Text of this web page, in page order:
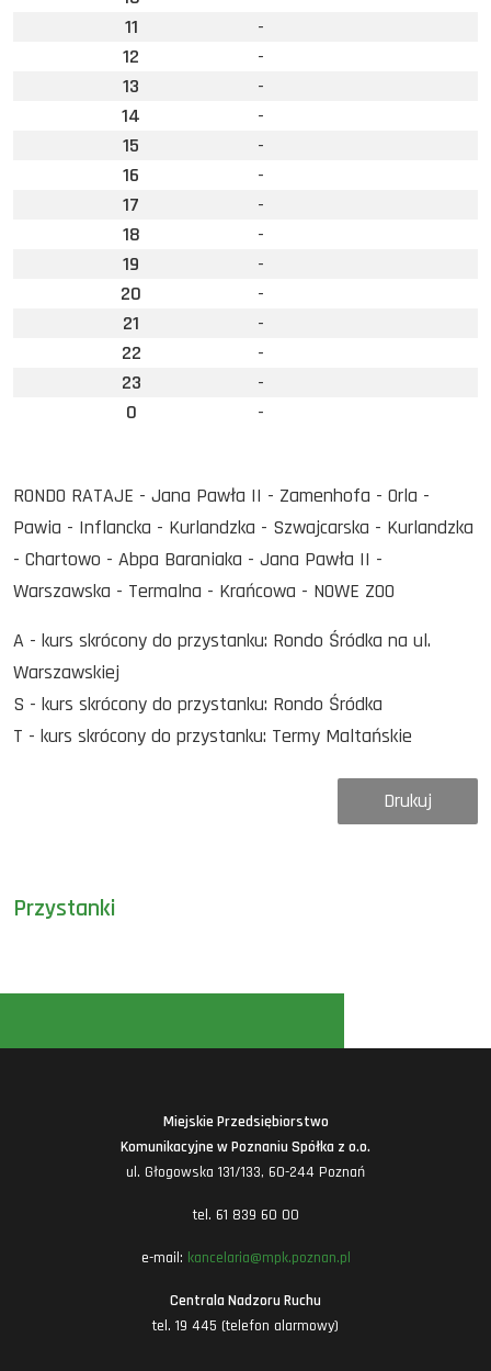
Przystanki
11
-
12
-
13
-
14
-
15
-
16
-
17
-
18
-
19
-
20
-
21
-
22
-
23
-
0
-
RONDO RATAJE - Jana Pawła II - Zamenhofa - Orla -
Pawia - Inflancka - Kurlandzka - Szwajcarska - Kurlandzka
- Chartowo - Abpa Baraniaka - Jana Pawła II -
Warszawska - Termalna - Krańcowa - NOWE ZOO
A - kurs skrócony do przystanku: Rondo Śródka na ul.
Warszawskiej
S - kurs skrócony do przystanku: Rondo Śródka
T - kurs skrócony do przystanku: Termy Maltańskie
Drukuj
Miejskie Przedsiębiorstwo
Komunikacyjne w Poznaniu Spółka z o.o.
ul. Głogowska 131/133, 60-244 Poznań
tel. 61 839 60 00
e-mail: kancelaria@mpk.poznan.pl
Centrala Nadzoru Ruchu
tel. 19 445 (telefon alarmowy)